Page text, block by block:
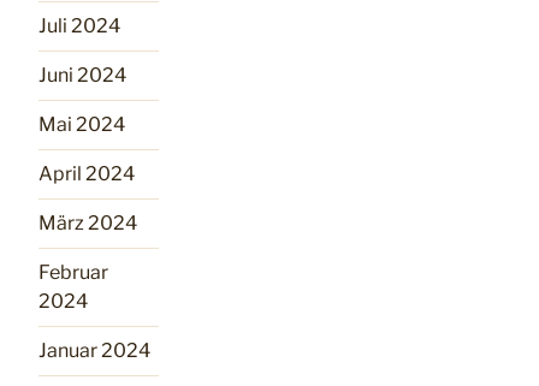
Juli 2024
Juni 2024
Mai 2024
April 2024
März 2024
Februar
2024
Januar 2024